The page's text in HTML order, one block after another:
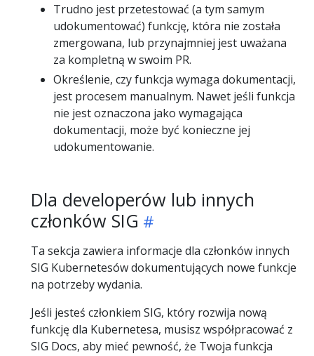
Trudno jest przetestować (a tym samym
udokumentować) funkcję, która nie została
zmergowana, lub przynajmniej jest uważana
za kompletną w swoim PR.
Określenie, czy funkcja wymaga dokumentacji,
jest procesem manualnym. Nawet jeśli funkcja
nie jest oznaczona jako wymagająca
dokumentacji, może być konieczne jej
udokumentowanie.
Dla developerów lub innych
członków SIG
Ta sekcja zawiera informacje dla członków innych
SIG Kubernetesów dokumentujących nowe funkcje
na potrzeby wydania.
Jeśli jesteś członkiem SIG, który rozwija nową
funkcję dla Kubernetesa, musisz współpracować z
SIG Docs, aby mieć pewność, że Twoja funkcja